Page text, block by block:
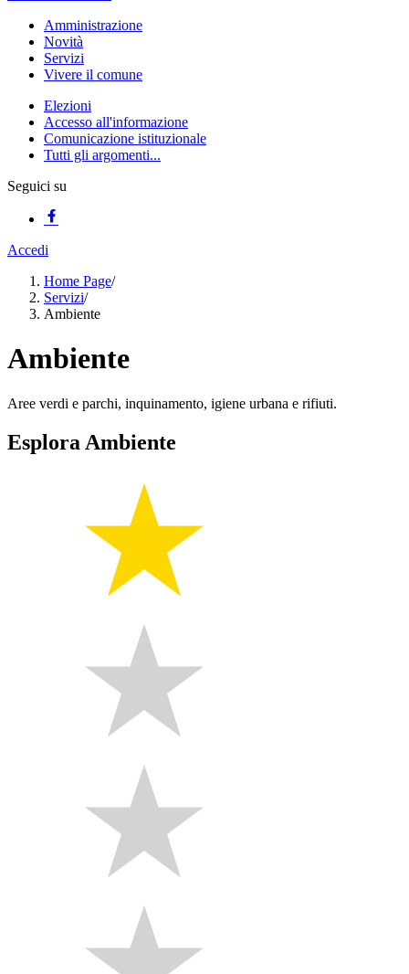
Amministrazione
Novità
Servizi
Vivere il comune
Elezioni
Accesso all'informazione
Comunicazione istituzionale
Tutti gli argomenti...
Seguici su
Accedi
Home Page/
Servizi/
Ambiente
Ambiente
Aree verdi e parchi, inquinamento, igiene urbana e rifiuti.
Esplora Ambiente